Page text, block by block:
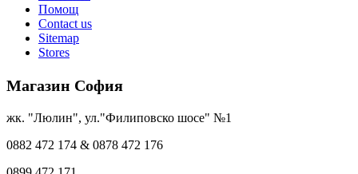
Помощ
Contact us
Sitemap
Stores
Магазин София
жк. "Люлин", ул."Филиповско шосе" №1
0882 472 174 & 0878 472 176